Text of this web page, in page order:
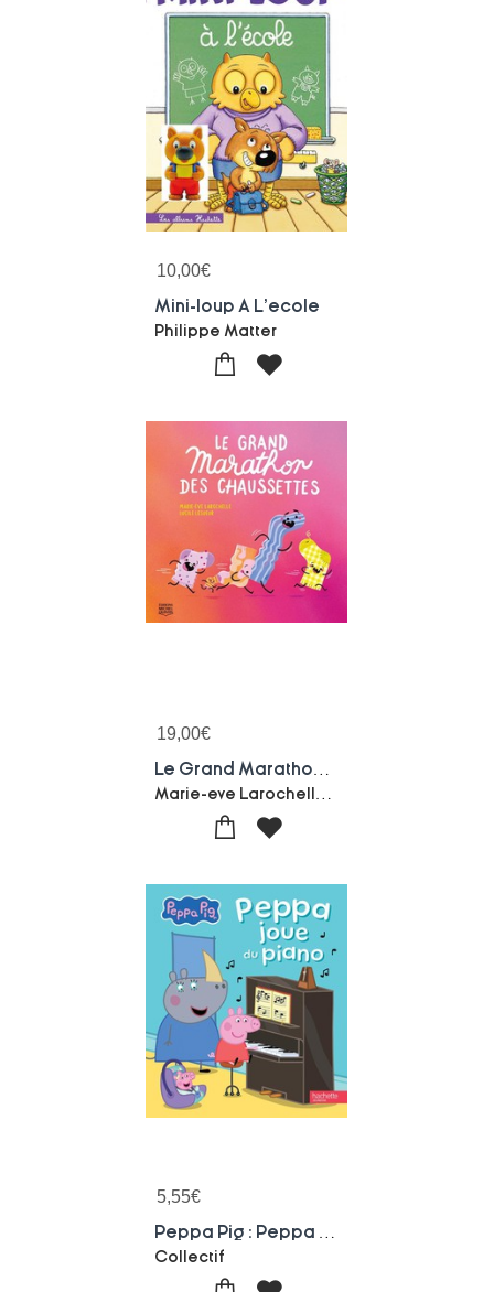
10,00€
Mini-loup A L'ecole
Philippe Matter
19,00€
5,55€
Collectif